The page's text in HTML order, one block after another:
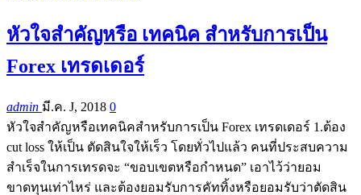
หัวใจสำคัญหรือ เทคนิค สำหรับการเป็น
Forex เทรดเดอร์
admin มี.ค. J, 2018 0
หัวใจสำคัญหรือเทคนิคสำหรับการเป็น Forex เทรดเดอร์ 1.ต้อง
cut loss ให้เป็น ตัดสินใจให้เร็ว โดยทั่วไปแล้ว คนที่ประสบความ
สำเร็จในการเทรดจะ “ขอบเขตหรือกำหนด” เอาไว้ว่ายอม
ขาดทุนเท่าไหร่ และต้องยอมรับการคัททิ้งหรือยอมรับว่าตัดสิน